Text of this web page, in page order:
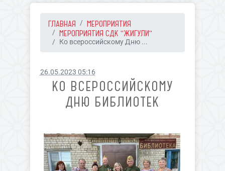
ГЛАВНАЯ
МЕРОПРИЯТИЯ
МЕРОПРИЯТИЯ СДК "ЖИГУЛИ"
Ко всероссийскому Дню ...
26.05.2023 05:16
КО ВСЕРОССИЙСКОМУ
ДНЮ БИБЛИОТЕК